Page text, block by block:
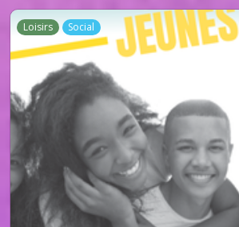
Loisirs Social